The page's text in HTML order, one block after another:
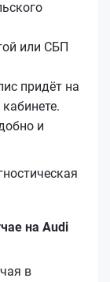
или СБП
придёт на
и
на Audi
в